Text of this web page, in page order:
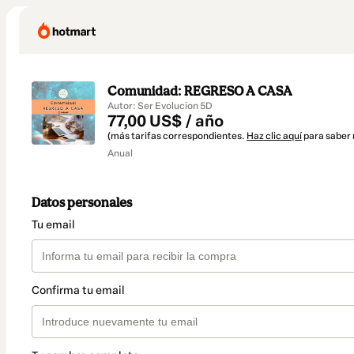
Comunidad: REGRESO A CASA
Autor: Ser Evolucion 5D
77,00 US$ / año
(más tarifas correspondientes. Haz clic aquí para saber
Anual
Datos personales
Tu email
Confirma tu email